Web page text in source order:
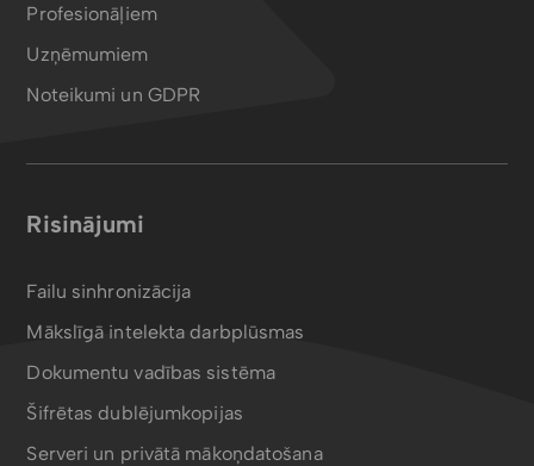
Profesionāļiem
Uzņēmumiem
Noteikumi un GDPR
Risinājumi
Failu sinhronizācija
Mākslīgā intelekta darbplūsmas
Dokumentu vadības sistēma
Šifrētas dublējumkopijas
Serveri un privātā mākoņdatošana